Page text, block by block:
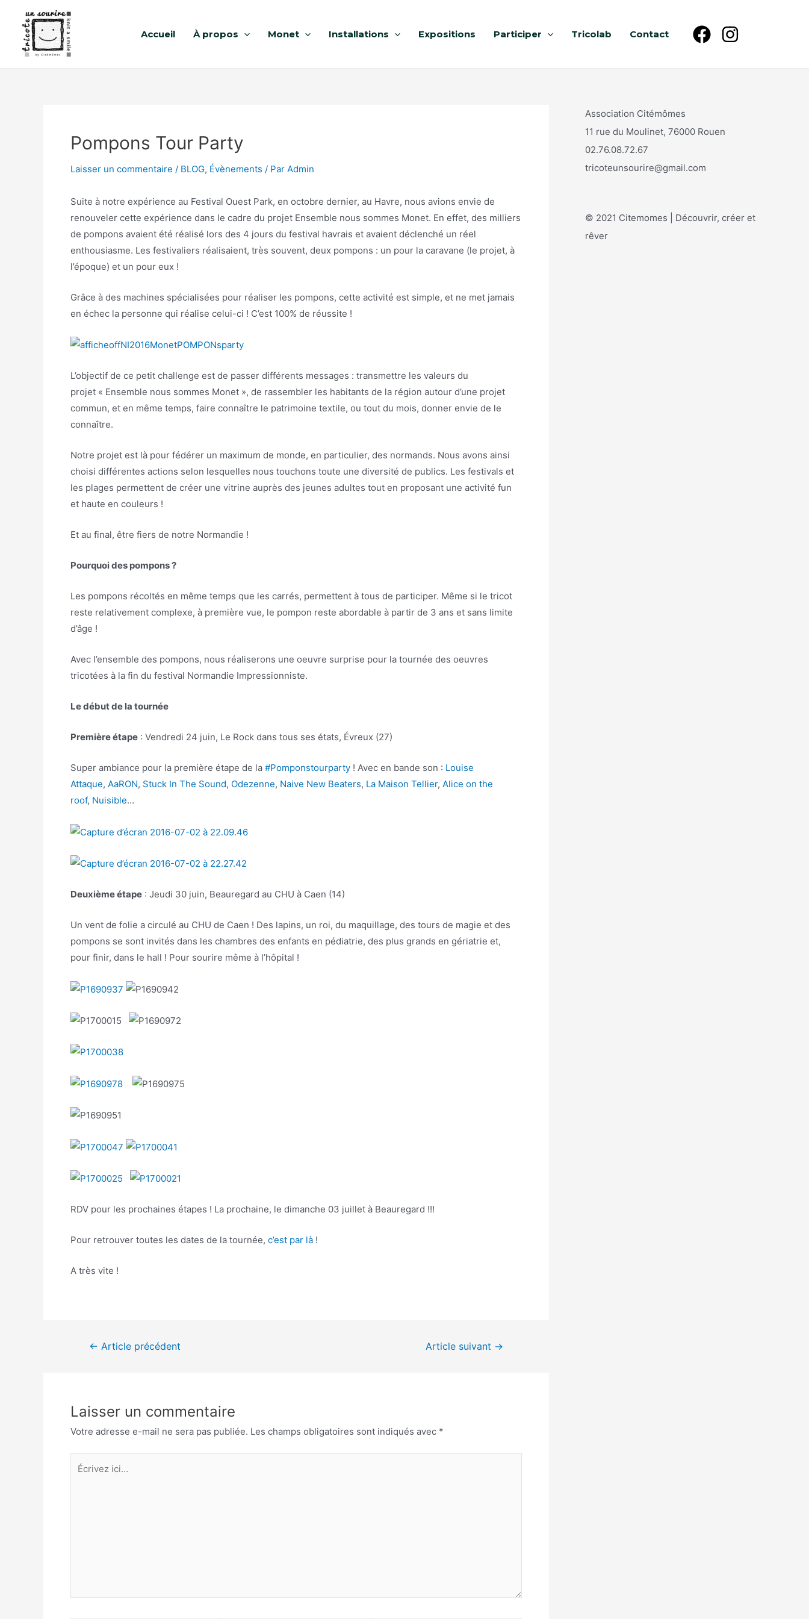
Accueil À propos Monet Installations Expositions Participer Tricolab Contact
Pompons Tour Party
Laisser un commentaire / BLOG, Évènements / Par Admin
Suite à notre expérience au Festival Ouest Park, en octobre dernier, au Havre, nous avions envie de
renouveler cette expérience dans le cadre du projet Ensemble nous sommes Monet. En effet, des milliers
de pompons avaient été réalisé lors des 4 jours du festival havrais et avaient déclenché un réel
enthousiasme. Les festivaliers réalisaient, très souvent, deux pompons : un pour la caravane (le projet, à
l’époque) et un pour eux !
Grâce à des machines spécialisées pour réaliser les pompons, cette activité est simple, et ne met jamais
en échec la personne qui réalise celui-ci ! C’est 100% de réussite !
L’objectif de ce petit challenge est de passer différents messages : transmettre les valeurs du
projet « Ensemble nous sommes Monet », de rassembler les habitants de la région autour d’une projet
commun, et en même temps, faire connaître le patrimoine textile, ou tout du mois, donner envie de le
connaître.
Notre projet est là pour fédérer un maximum de monde, en particulier, des normands. Nous avons ainsi
choisi différentes actions selon lesquelles nous touchons toute une diversité de publics. Les festivals et
les plages permettent de créer une vitrine auprès des jeunes adultes tout en proposant une activité fun
et haute en couleurs !
Et au final, être fiers de notre Normandie !
Pourquoi des pompons ?
Les pompons récoltés en même temps que les carrés, permettent à tous de participer. Même si le tricot
reste relativement complexe, à première vue, le pompon reste abordable à partir de 3 ans et sans limite
d’âge !
Avec l’ensemble des pompons, nous réaliserons une oeuvre surprise pour la tournée des oeuvres
tricotées à la fin du festival Normandie Impressionniste.
Le début de la tournée
Première étape : Vendredi 24 juin, Le Rock dans tous ses états, Évreux (27)
Super ambiance pour la première étape de la ‪#‎Pomponstourparty‬ ! Avec en bande son : Louise
Attaque, AaRON, Stuck In The Sound, Odezenne, Naive New Beaters, La Maison Tellier, Alice on the
roof, Nuisible…
Deuxième étape : Jeudi 30 juin, Beauregard au CHU à Caen (14)
Un vent de folie a circulé au CHU de Caen ! Des lapins, un roi, du maquillage, des tours de magie et des
pompons se sont invités dans les chambres des enfants en pédiatrie, des plus grands en gériatrie et,
pour finir, dans le hall ! Pour sourire même à l’hôpital !
RDV pour les prochaines étapes ! La prochaine, le dimanche 03 juillet à Beauregard !!!
Pour retrouver toutes les dates de la tournée, c’est par là !
A très vite !
← Article précédent Article suivant →
Laisser un commentaire
Votre adresse e-mail ne sera pas publiée. Les champs obligatoires sont indiqués avec *
Association Citémômes
11 rue du Moulinet, 76000 Rouen
02.76.08.72.67
tricoteunsourire@gmail.com
© 2021 Citemomes | Découvrir, créer et
rêver